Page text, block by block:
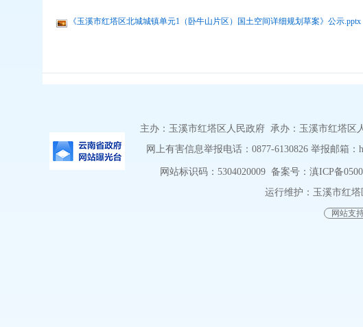
《玉溪市红塔区北城城镇单元1（卧牛山片区）国土空间详细规划草案》公示.pptx
主办：玉溪市红塔区人民政府 承办：玉溪市红塔区
网上有害信息举报电话：0877-6130826 举报邮箱：
网站标识码：5304020009 备案号：滇ICP备
运行维护：玉溪市红
网站支